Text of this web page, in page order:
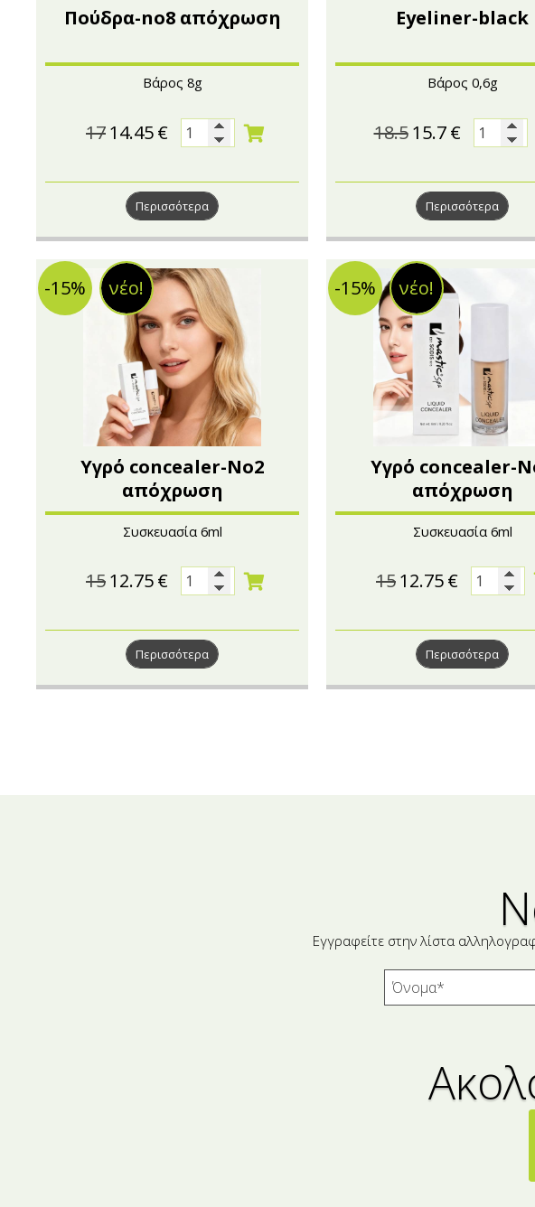
Πούδρα-no8 απόχρωση
Βάρος 8g
1714.45€
Περισσότερα
Eyeliner-black
Βάρος 0,6g
18.5 15.7 €
Περισσότερα
Υγρό concealer-No2
απόχρωση
Συσκευασία 6ml
1512.75€
Περισσότερα
-15% νέο!
Υγρό concealer-
απόχρωση
Συσκευασία 6ml
1512.75€
Περισσότερα
-15% νέο!
Εγγραφείτε στην λίστα